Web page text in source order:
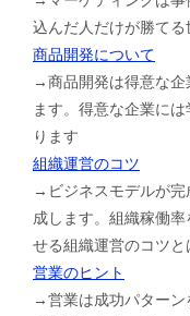
込んだ人だけが勝て
商品開発について
→商品開発は得意な企
ます。得意な企業に
ります
組織運営のコツ
→ビジネスモデルが完
成します。組織稼働
せる組織運営のコツと
営業のヒント
→営業は成功パターン